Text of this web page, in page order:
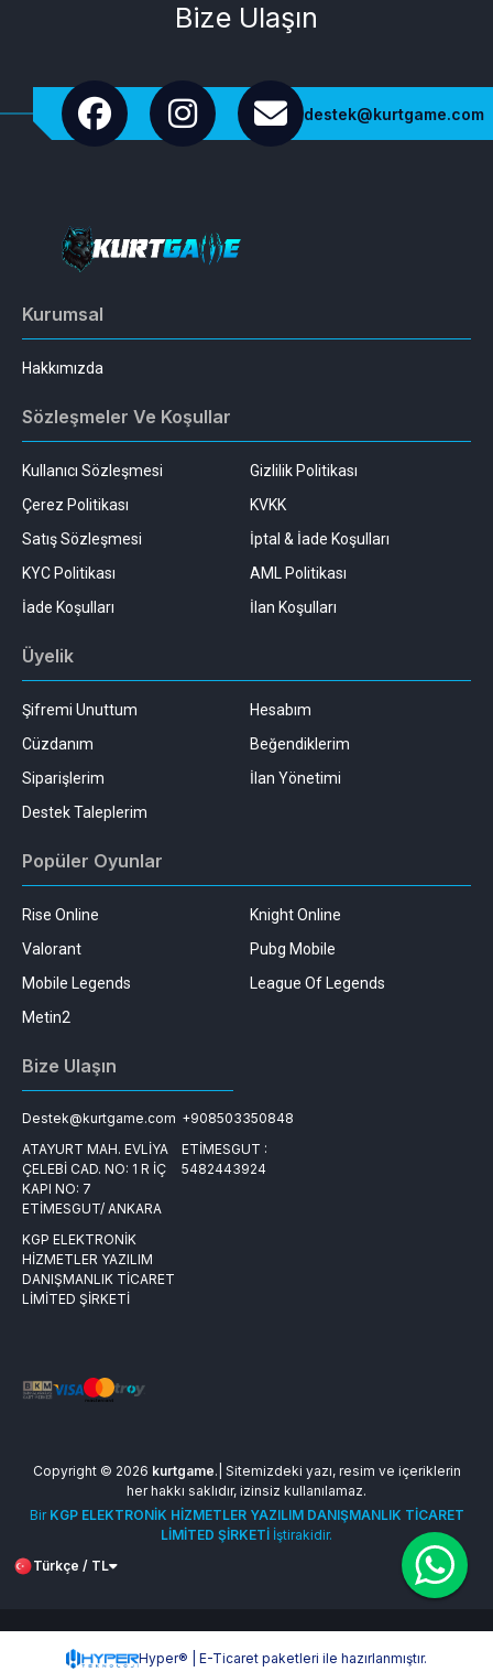
Bize Ulaşın
destek@kurtgame.com
Kurumsal
Hakkımızda
Sözleşmeler Ve Koşullar
Kullanıcı Sözleşmesi
Gizlilik Politikası
Çerez Politikası
KVKK
Satış Sözleşmesi
İptal & İade Koşulları
KYC Politikası
AML Politikası
İade Koşulları
İlan Koşulları
Üyelik
Şifremi Unuttum
Hesabım
Cüzdanım
Beğendiklerim
Siparişlerim
İlan Yönetimi
Destek Taleplerim
Popüler Oyunlar
Rise Online
Knight Online
Valorant
Pubg Mobile
Mobile Legends
League Of Legends
Metin2
Bize Ulaşın
Destek@kurtgame.com +908503350848
ATAYURT MAH. EVLİYA
ÇELEBİ CAD. NO: 1 R İÇ
KAPI NO: 7
ETİMESGUT/ ANKARA
ETİMESGUT :
5482443924
KGP ELEKTRONİK
HİZMETLER YAZILIM
DANIŞMANLIK TİCARET
LİMİTED ŞİRKETİ
Copyright © 2026 kurtgame.| Sitemizdeki yazı, resim ve içeriklerin
her hakkı saklıdır, izinsiz kullanılamaz.
Bir KGP ELEKTRONİK HİZMETLER YAZILIM DANIŞMANLIK TİCARET
LİMİTED ŞİRKETİ İştirakidir.
Türkçe / TL
Hyper® | E-Ticaret paketleri ile hazırlanmıştır.